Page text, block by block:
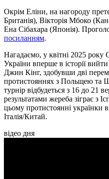
Окрім Еліни, на нагороду
Британія), Вікторія Мбоко
Ена Сібахара (Японія).
посиланням.
Нагадаємо, у квітні 2025 року
України вперше в історії
Джин Кінг, здобувши дві
протистояннях з Польщею та
турнір відбудеться з 16 до 21
результатами жереба зіграє з
цьому протистоянні українки
Італія/Китай.
відео дня